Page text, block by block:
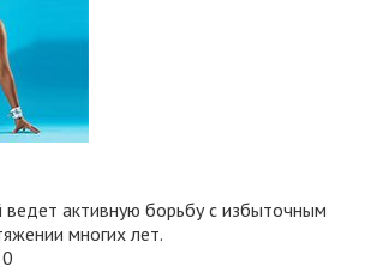
активную борьбу с избыточным
многих лет.